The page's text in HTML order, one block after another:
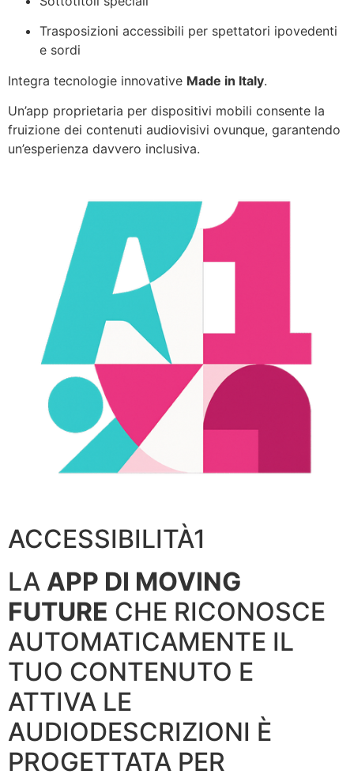
Trasposizioni accessibili per spettatori ipovedenti
e sordi
Integra tecnologie innovative Made in Italy.
Un’app proprietaria per dispositivi mobili consente la
fruizione dei contenuti audiovisivi ovunque, garantendo
un’esperienza davvero inclusiva.
ACCESSIBILITÀ1
LA APP DI MOVING
FUTURE CHE RICONOSCE
AUTOMATICAMENTE IL
TUO CONTENUTO E
ATTIVA LE
AUDIODESCRIZIONI È
PROGETTATA PER